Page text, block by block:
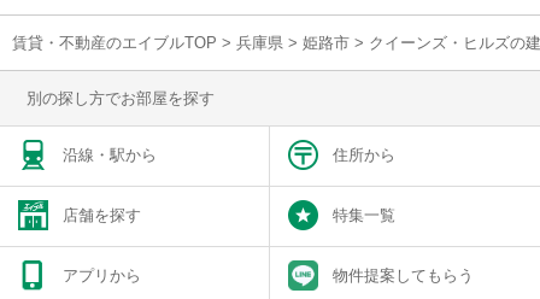
賃貸・不動産のエイブルTOP > 兵庫県 > 姫路市 > クイーンズ・ヒルズの
別の探し方でお部屋を探す
沿線・駅から 住所から
店舗を探す 特集一覧
アプリから 物件提案してもらう